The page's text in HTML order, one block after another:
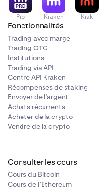
Pro Kraken Krak
Fonctionnalités
Trading avec marge
Trading OTC
Institutions
Trading via API
Centre API Kraken
Récompenses de staking
Envoyer de l’argent
Achats récurrents
Acheter de la crypto
Vendre de la crypto
Consulter les cours
Cours du Bitcoin
Cours de l’Ethereum